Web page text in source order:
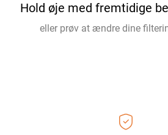
Hold øje med fremtidige
eller prøv at ændre dine